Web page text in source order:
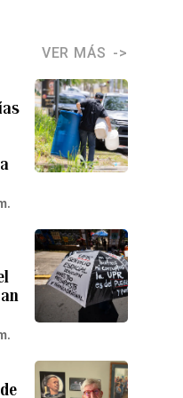
VER MÁS